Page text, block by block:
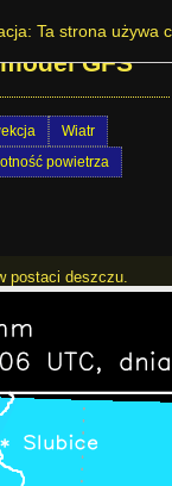
Śląsku -
GFS
Wiatr
powietrza
postaci deszczu.
Ta strona używa